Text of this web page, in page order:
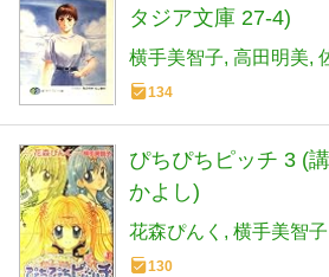
タジア文庫 27-4)
横手美智子 高田明美
134
ぴちぴちピッチ 3 (
かよし)
花森ぴんく 横手美智子
130